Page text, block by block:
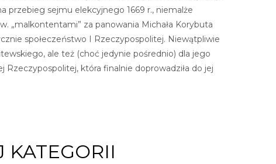
przebieg sejmu elekcyjnego 1669 r., niemalże
„malkontentami” za panowania Michała Korybuta
społeczeństwo I Rzeczypospolitej. Niewątpliwie
ale też (choć jedynie pośrednio) dla jego
Rzeczypospolitej, która finalnie doprowadziła do jej
KATEGORII